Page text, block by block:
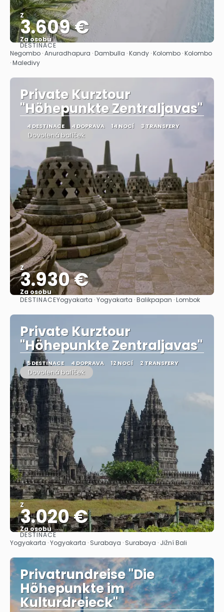
Z
3.609 €
Za osobu
Zobrazit
DESTINACE
Negombo · Anuradhapura · Dambulla · Kandy · Kolombo · Kolombo
· Maledivy
Private Kurztour
"Höhepunkte Zentraljavas"
4 DESTINACE 4 DOPRAVA 14 NOCÍ 3 TRANSFERY
Dovolená balíček
Z
3.930 €
Za osobu
Zobrazit
DESTINACEYogyakarta · Yogyakarta · Balikpapan · Lombok
Private Kurztour
"Höhepunkte Zentraljavas"
5 DESTINACE 4 DOPRAVA 12 NOCÍ 2 TRANSFERY
Dovolená balíček
Z
3.020 €
Za osobu
Zobrazit
DESTINACE
Yogyakarta · Yogyakarta · Surabaya · Surabaya · Jižní Bali
Privatrundreise "Die
Höhepunkte im
Kulturdreieck"